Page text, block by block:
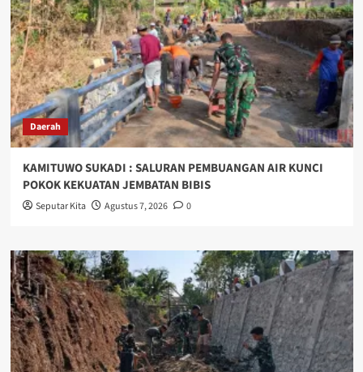
Daerah
KAMITUWO SUKADI : SALURAN PEMBUANGAN AIR KUNCI
POKOK KEKUATAN JEMBATAN BIBIS
Seputar Kita Agustus 7, 2026 0